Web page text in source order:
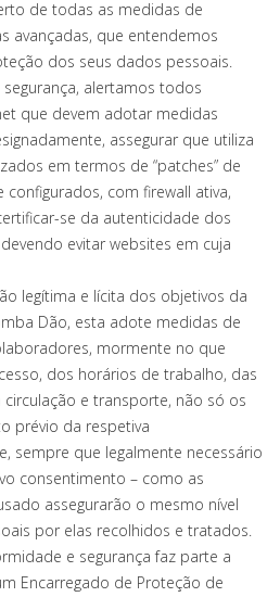
de todas as medidas de
avançadas, que entendemos
dos seus dados pessoais.
alertamos todos
que devem adotar medidas
assegurar que utiliza
em termos de “patches” de
com firewall ativa,
se da autenticidade dos
evitar websites em cuja
legítima e lícita dos objetivos da
Dão, esta adote medidas de
mormente no que
dos horários de trabalho, das
e transporte, não só os
prévio da respetiva
sempre que legalmente necessário
consentimento – como as
assegurarão o mesmo nível
por elas recolhidos e tratados.
e segurança faz parte a
Encarregado de Proteção de